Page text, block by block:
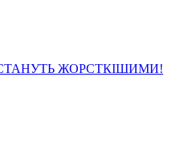
ЖОРСТКІШИМИ!